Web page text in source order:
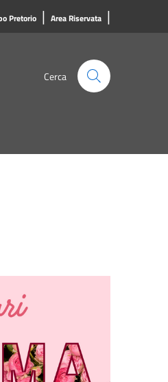
Pretorio | Area Riservata |
Cerca